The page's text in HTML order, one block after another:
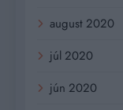
august 2020
júl 2020
jún 2020